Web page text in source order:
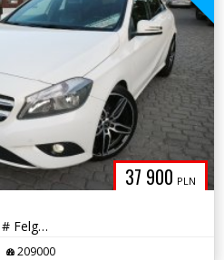
37 900 PLN
A180 CDi # Navi # Półskóra # Felga AMG # Piękna Sztuka! GWARANCJA !!!
209000